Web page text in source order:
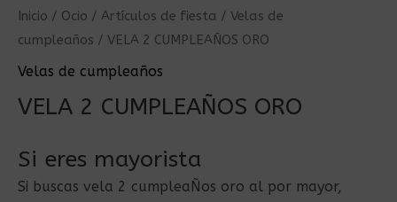
Inicio / Ocio / Artículos de fiesta / Velas de
cumpleaños / VELA 2 CUMPLEAÑOS ORO
Velas de cumpleaños
VELA 2 CUMPLEAÑOS ORO
Si eres mayorista
Si buscas vela 2 cumpleaÑos oro al por mayor,